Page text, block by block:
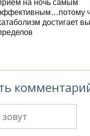
на ночь самым
достигает